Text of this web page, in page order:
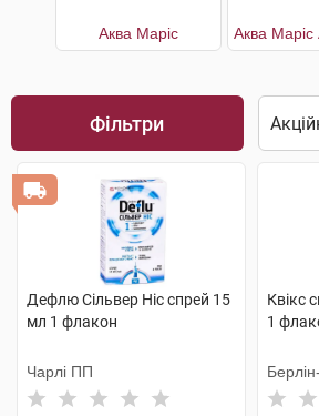
Аква Маріс
Фільтри
Дефлю Сільвер Ніс спрей 15
мл 1 флакон
Чарлі ПП
Квікс
1